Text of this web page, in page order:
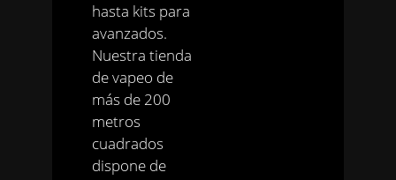
hasta kits para
avanzados.
Nuestra tienda
de vapeo de
más de 200
metros
cuadrados
dispone de